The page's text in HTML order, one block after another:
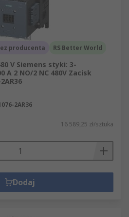
producenta RS Better World
V Siemens styki: 3-
A 2 NO/2 NC 480V Zacisk
2AR36
16 589,25 zł/sztuka
Dodaj